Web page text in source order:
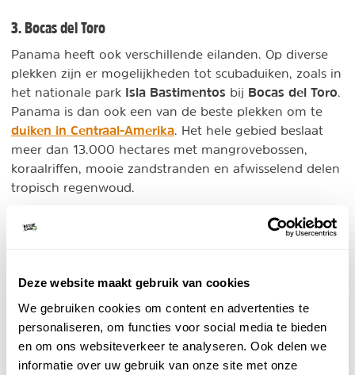
Deze website maakt gebruik van cookies
We gebruiken cookies om content en advertenties te
personaliseren, om functies voor social media te bieden
en om ons websiteverkeer te analyseren. Ook delen we
informatie over uw gebruik van onze site met onze
3. Bocas del Toro
Panama heeft ook verschillende eilanden. Op diverse
plekken zijn er mogelijkheden tot scubaduiken, zoals in
het nationale park Isla Bastimentos bij Bocas del Toro
Panama is dan ook een van de beste plekken om te
duiken in Centraal-Amerika . Het hele gebied beslaat
meer dan 13.000 hectares met mangrovebossen,
koraalriffen, mooie zandstranden en afwisselend delen
tropisch regenwoud.